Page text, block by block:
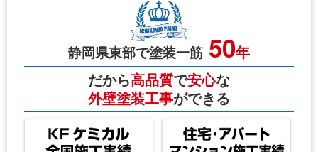
静岡県東部で塗装一筋 50年
だから高品質で安心な
外壁塗装工事ができる